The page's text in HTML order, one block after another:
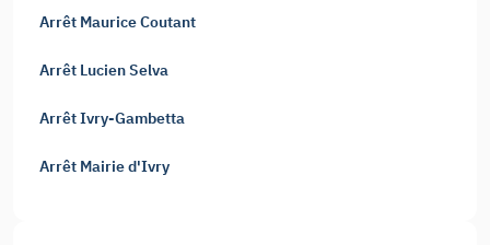
Arrêt Maurice Coutant
Arrêt Lucien Selva
Arrêt Ivry-Gambetta
Arrêt Mairie d'Ivry